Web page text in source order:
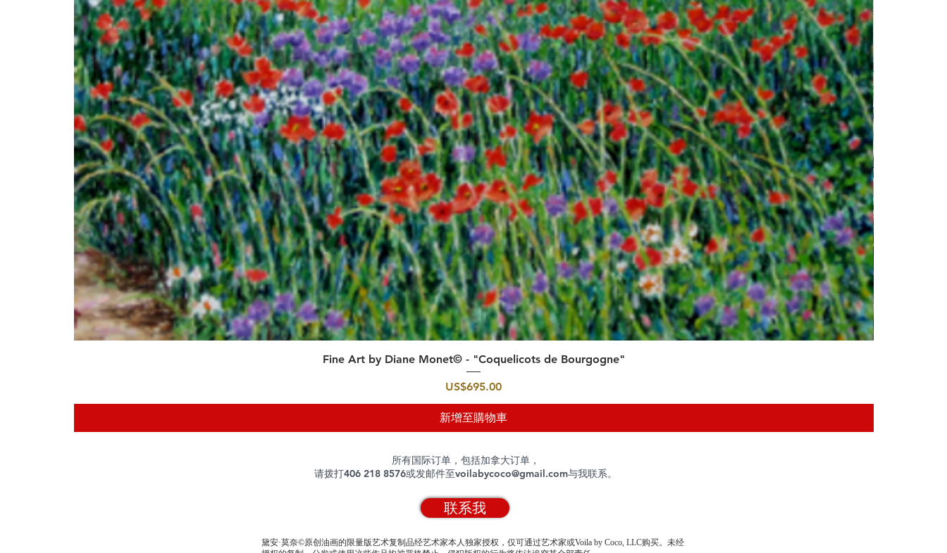
快速瀏覽
Fine Art by Diane Monet© - "Coquelicots de Bourgogne"
價格
US$695.00
新增至購物車
所有国际订单，包括加拿大订单，
请拨打406 218 8576或发邮件至voilabycoco@gmail.com与我联系。
联系我
黛安·莫奈©原创油画的限量版艺术复制品经艺术家本人独家授权，仅可通过艺术家或Voila by Coco, LLC购买。未经